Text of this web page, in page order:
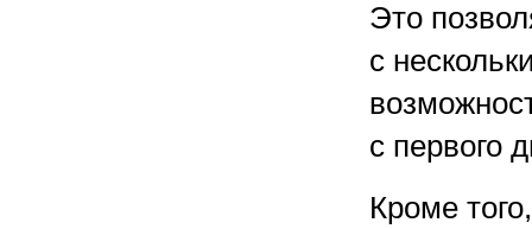
Это
с
с первого
Кроме